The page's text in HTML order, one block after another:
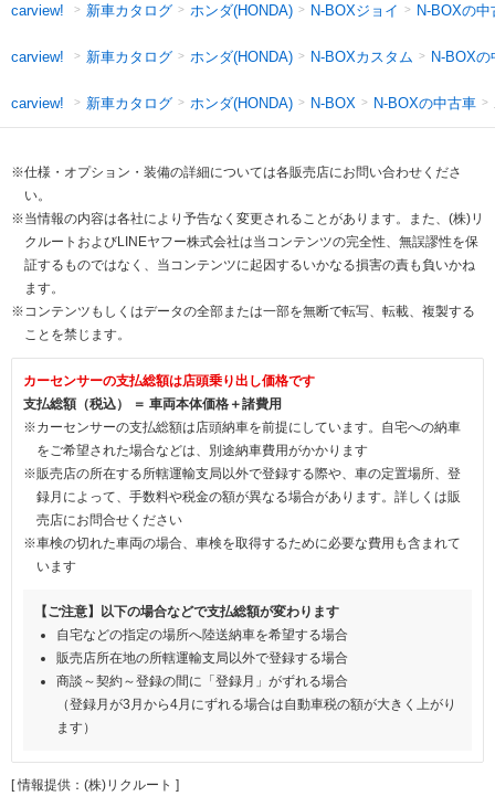
carview! 新車カタログ ホンダ(HONDA) N-BOXジョイ N-BOXの中
carview! 新車カタログ ホンダ(HONDA) N-BOXカスタム N-BOXの
carview! 新車カタログ ホンダ(HONDA) N-BOX N-BOXの中古車
※仕様・オプション・装備の詳細については各販売店にお問い合わせくださ
い。
※当情報の内容は各社により予告なく変更されることがあります。また、(株)リ
クルートおよびLINEヤフー株式会社は当コンテンツの完全性、無誤謬性を保
証するものではなく、当コンテンツに起因するいかなる損害の責も負いかね
ます。
※コンテンツもしくはデータの全部または一部を無断で転写、転載、複製する
ことを禁じます。
カーセンサーの支払総額は店頭乗り出し価格です
支払総額（税込） ＝ 車両本体価格＋諸費用
※カーセンサーの支払総額は店頭納車を前提にしています。自宅への納車
をご希望された場合などは、別途納車費用がかかります
※販売店の所在する所轄運輸支局以外で登録する際や、車の定置場所、登
録月によって、手数料や税金の額が異なる場合があります。詳しくは販
売店にお問合せください
※車検の切れた車両の場合、車検を取得するために必要な費用も含まれて
います
【ご注意】以下の場合などで支払総額が変わります
自宅などの指定の場所へ陸送納車を希望する場合
販売店所在地の所轄運輸支局以外で登録する場合
商談～契約～登録の間に「登録月」がずれる場合
（登録月が3月から4月にずれる場合は自動車税の額が大きく上がり
ます）
[ 情報提供：(株)リクルート ]